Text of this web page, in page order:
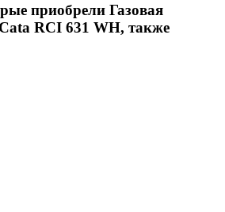
приобрели Газовая
RCI 631 WH, также